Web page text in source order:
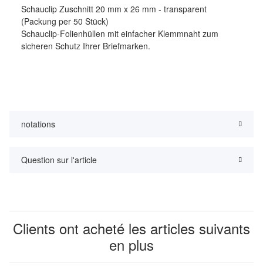
Schauclip Zuschnitt 20 mm x 26 mm - transparent
(Packung per 50 Stück)
Schauclip-Folienhüllen mit einfacher Klemmnaht zum
sicheren Schutz Ihrer Briefmarken.
notations
Question sur l'article
Clients ont acheté les articles suivants
en plus